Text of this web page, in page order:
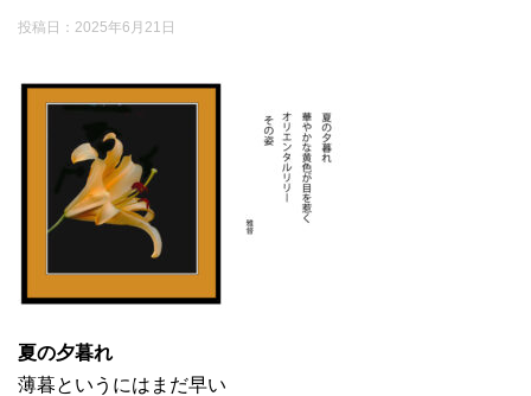
投稿日： 2025年6月21日
夏の夕暮れ
薄暮というにはまだ早い